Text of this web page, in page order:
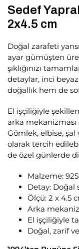
Sedef
2x4.5 cm
Doğal zarafeti
ayar gümüşten
şıklığınızı
detaylar, inci
doğallık hem de
El işçiliğiyle
arka mekanizması
Gömlek, elbise,
olarak tercih
de özel günlerde
Malzeme:
Detay: Doğal
Ölçü: 2 x 4.5
Arka
El işçiliğiyle
Doğal, zarif